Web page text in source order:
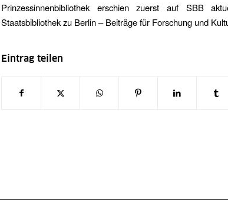
Prinzessinnenbibliothek erschien zuerst auf SBB
Staatsbibliothek zu Berlin – Beiträge für Forschung und
Eintrag teilen